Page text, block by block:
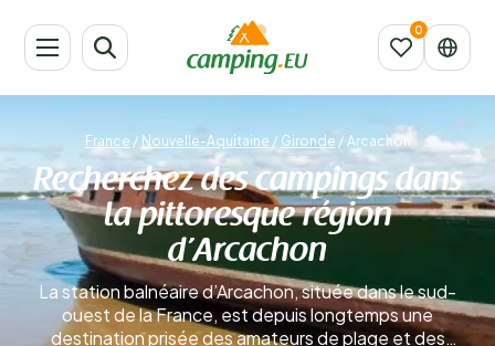
France / Nouvelle-Aquitaine / Gironde / Arcachon
Recherchez des campings dans
la pittoresque région
d’Arcachon
La station balnéaire d’Arcachon, située dans le sud-
ouest de la France, est depuis longtemps une
destination prisée des amateurs de plage et des